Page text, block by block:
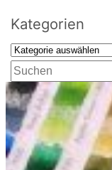
Kategorien
S
u
c
h
e